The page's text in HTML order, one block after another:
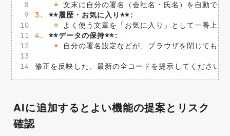
* 文末に自分の署名（会社名・氏名）を自動で付
3.
**履歴・お気に入り**:
* よく使う文章を「お気に入り」として一番上に
4.
**データの保持**:
* 自分の署名設定などが、ブラウザを閉じても
修正を反映した、最新の全コードを提示してください。
AIに追加するとよい機能の提案とリスク
確認